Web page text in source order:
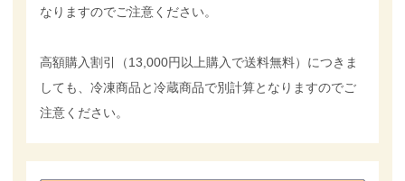
なりますのでご注意ください。
高額購入割引（13,000円以上購入で送料無料）につきま
しても、冷凍商品と冷蔵商品で別計算となりますのでご
注意ください。